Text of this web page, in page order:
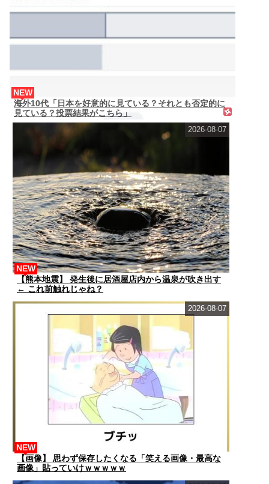
海外10代「日本を好意的に見ている？それとも否定的に
見ている？投票結果がこちら」
NEW
【熊本地震】 発生後に居酒屋店内から温泉が吹き出す
← これ前触れじゃね？
NEW
2026-08-07
【画像】 思わず保存したくなる「笑える画像・最高な
画像」貼っていけｗｗｗｗｗ
NEW
2026-08-07